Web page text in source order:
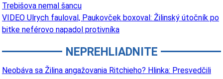
Trebišova nemal šancu
VIDEO Ulrych fauloval, Paukovček boxoval: Žilinský útočník po
bitke neférovo napadol protivníka
NEPREHLIADNITE
Neobáva sa Žilina angažovania Ritchieho? Hlinka: Presvedčili